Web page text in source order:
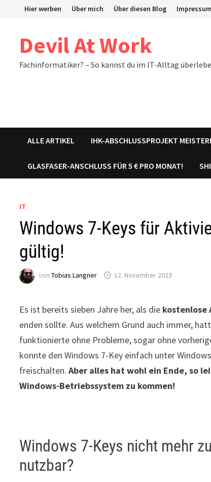
Hier werben Über mich Über diesen Blog Impressum
Devil At Work
Fachinformatiker? – So kannst du im IT-Alltag
ALLE ARTIKEL IHK-ABSCHLUSSPROJEKT
GLASFASER-ANSCHLUSS FÜR 5 € PRO MONAT!
IT
Windows 7-Keys für
gültig!
vonTobias Langner 12. November 2023
Es ist bereits sieben Jahre her, als die kostenlose
enden sollte. Aus welchem Grund auch immer,
funktionierte ohne Probleme, sogar ohne
konnte den Windows 7-Key einfach unter
freischalten. Aber alles hat wohl ein Ende, so
Windows-Betriebssystem zu kommen!
Windows 7-Keys nicht mehr
nutzbar?